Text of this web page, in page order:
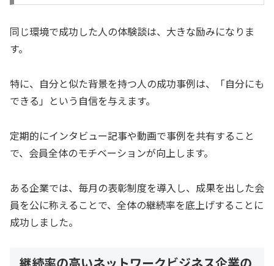
同じ環境で成功した人の体験談は、大きな励みになりま
す。
特に、自分と似た背景を持つ人の成功事例は、「自分にも
できる」という自信を与えます。
定期的にインタビュー記事や動画で事例を共有すること
で、会員全体のモチベーションが向上します。
ある企業では、毎月の表彰制度を導入し、成果を出した会
員を公に称えることで、全体の継続率を底上げすることに
成功しました。